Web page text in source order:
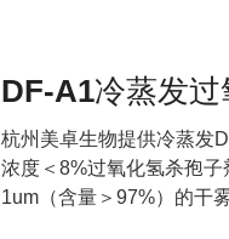
DF-A1冷蒸发
杭州美卓生物提供冷蒸发
浓度＜8%过氧化氢杀孢
1um（含量＞97%）的干